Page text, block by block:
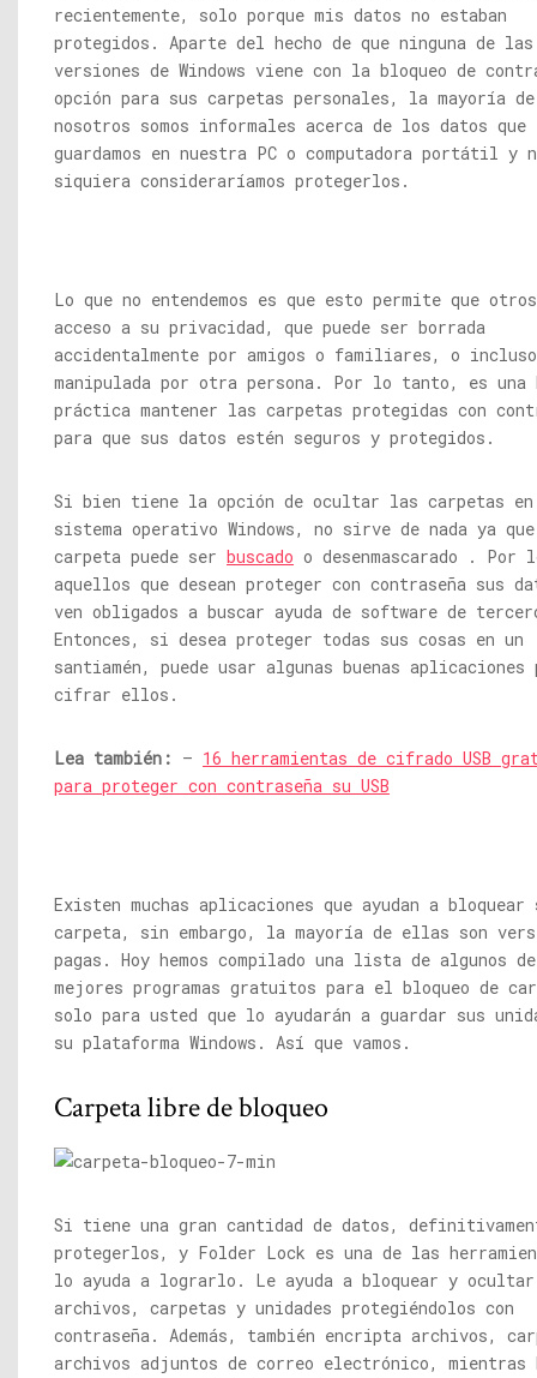
recientemente, solo porque mis datos no estaban
protegidos. Aparte del hecho de que ninguna de las
versiones de Windows viene con la bloqueo de
opción para sus carpetas personales, la mayoría de
nosotros somos informales acerca de los datos que
guardamos en nuestra PC o computadora portátil y
siquiera consideraríamos protegerlos.
Lo que no entendemos es que esto permite que
acceso a su privacidad, que puede ser borrada
accidentalmente por amigos o familiares, o incluso
manipulada por otra persona. Por lo tanto, es una
práctica mantener las carpetas protegidas con
para que sus datos estén seguros y protegidos.
Si bien tiene la opción de ocultar las carpetas
sistema operativo Windows, no sirve de nada ya
carpeta puede ser buscado o desenmascarado .
aquellos que desean proteger con contraseña sus
ven obligados a buscar ayuda de software de
Entonces, si desea proteger todas sus cosas en un
santiamén, puede usar algunas buenas aplicaciones
cifrar ellos.
Lea también: – 16 herramientas de cifrado USB
para proteger con contraseña su USB
Existen muchas aplicaciones que ayudan a bloquear
carpeta, sin embargo, la mayoría de ellas son
pagas. Hoy hemos compilado una lista de algunos
mejores programas gratuitos para el bloqueo de
solo para usted que lo ayudarán a guardar sus
su plataforma Windows. Así que vamos.
Carpeta libre de bloqueo
Si tiene una gran cantidad de datos,
protegerlos, y Folder Lock es una de las
lo ayuda a lograrlo. Le ayuda a bloquear y
archivos, carpetas y unidades protegiéndolos con
contraseña. Además, también encripta archivos,
archivos adjuntos de correo electrónico, mientras